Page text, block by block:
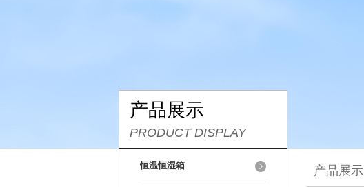
产品展示
PRODUCT DISPLAY
恒温恒湿箱 产品展示